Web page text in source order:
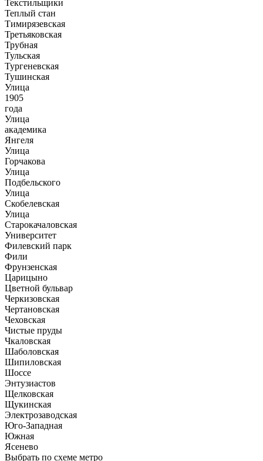
Текстильщики
Теплый стан
Тимирязевская
Третьяковская
Трубная
Тульская
Тургеневская
Тушинская
Улица
1905
года
Улица
академика
Янгеля
Улица
Горчакова
Улица
Подбельского
Улица
Скобелевская
Улица
Старокачаловская
Университет
Филевский парк
Фили
Фрунзенская
Царицыно
Цветной бульвар
Черкизовская
Чертановская
Чеховская
Чистые пруды
Чкаловская
Шаболовская
Шипиловская
Шоссе
Энтузиастов
Щелковская
Щукинская
Электрозаводская
Юго-Западная
Южная
Ясенево
Выбрать по схеме метро